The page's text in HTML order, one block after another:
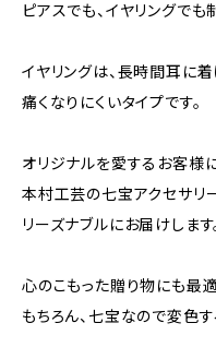
ピアスでも、イヤリングでも
イヤリングは、長時間耳に
痛くなりにくいタイプです。
オリジナルを愛するお客様に
本村工芸の七宝アクセサリ
リーズナブルにお届けします
心のこもった贈り物にも最適
もちろん、七宝なので変色す